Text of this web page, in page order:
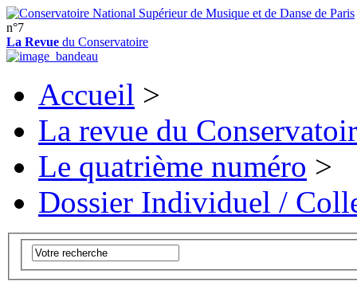
n°7
La Revue du Conservatoire
Accueil >
La revue du
Le quatrième numéro >
Dossier Individuel /